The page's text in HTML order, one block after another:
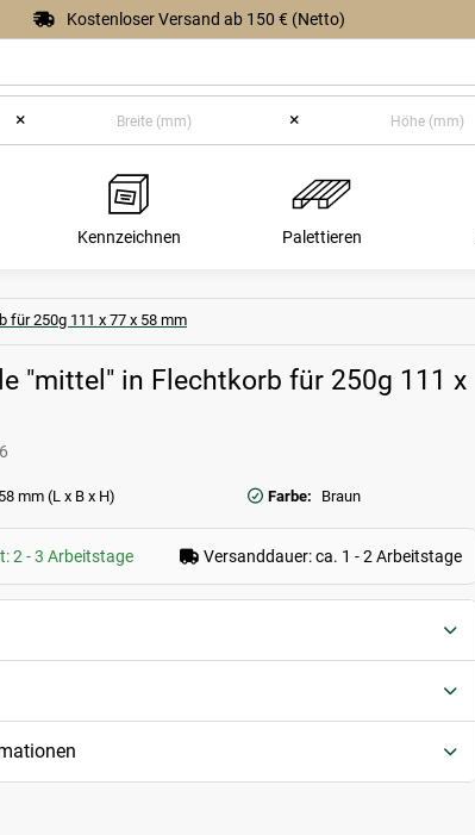
Kostenloser Versand ab 150 € (Netto)
× ×
Kennzeichnen Palettieren
für 250g 111 x 77 x 58 mm
"mittel" in Flechtkorb für 250g 111 x
mm (L x B x H) Farbe: Braun
2 - 3 Arbeitstage Versanddauer: ca. 1 - 2 Arbeitstage